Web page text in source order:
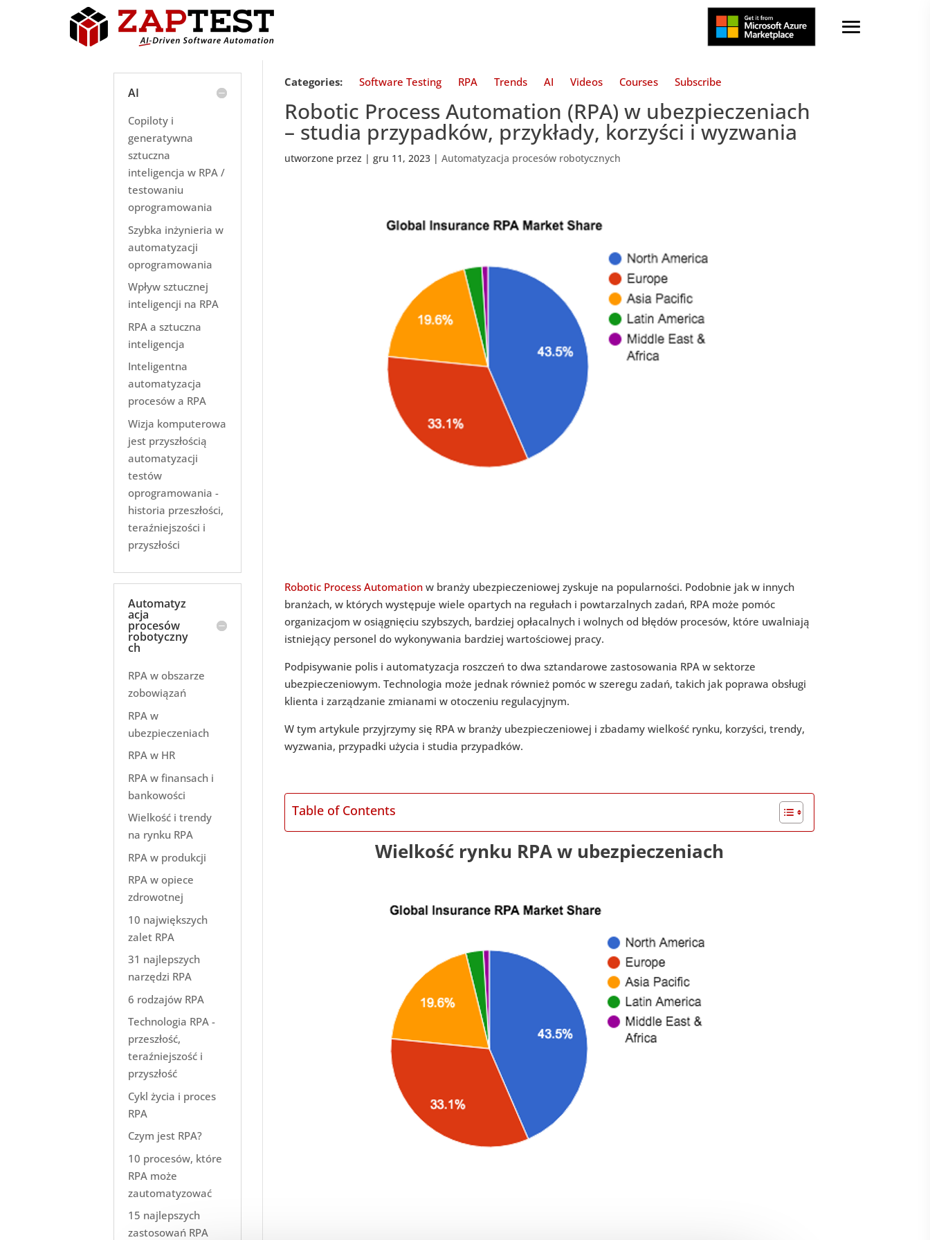
Categories: Software Testing RPA Trends AI Videos Courses Subscribe
Robotic Process Automation (RPA) w ubezpieczeniach
– studia przypadków, przykłady, korzyści i wyzwania
utworzone przez |gru 11, 2023 |Automatyzacja procesów robotycznych
Robotic Process Automation w branży ubezpieczeniowej zyskuje na popularności. Podobnie jak w innych
branżach, w których występuje wiele opartych na regułach i powtarzalnych zadań, RPA może pomóc
organizacjom w osiągnięciu szybszych, bardziej opłacalnych i wolnych od błędów procesów, które uwalniają
istniejący personel do wykonywania bardziej wartościowej pracy.
Podpisywanie polis i automatyzacja roszczeń to dwa sztandarowe zastosowania RPA w sektorze
ubezpieczeniowym. Technologia może jednak również pomóc w szeregu zadań, takich jak poprawa obsługi
klienta i zarządzanie zmianami w otoczeniu regulacyjnym.
W tym artykule przyjrzymy się RPA w branży ubezpieczeniowej i zbadamy wielkość rynku, korzyści, trendy,
wyzwania, przypadki użycia i studia przypadków.
Table of Contents
Wielkość rynku RPA w ubezpieczeniach
AI
Copiloty i
generatywna
sztuczna
inteligencja w RPA /
testowaniu
oprogramowania
Szybka inżynieria w
automatyzacji
oprogramowania
Wpływ sztucznej
inteligencji na RPA
RPA a sztuczna
inteligencja
Inteligentna
automatyzacja
procesów a RPA
Wizja komputerowa
jest przyszłością
automatyzacji
testów
oprogramowania -
historia przeszłości,
teraźniejszości i
przyszłości
Automatyz
acja
procesów
robotyczny
ch
RPA w obszarze
zobowiązań
RPA w
ubezpieczeniach
RPA w HR
RPA w finansach i
bankowości
Wielkość i trendy
na rynku RPA
RPA w produkcji
RPA w opiece
zdrowotnej
10 największych
zalet RPA
31 najlepszych
narzędzi RPA
6 rodzajów RPA
Technologia RPA -
przeszłość,
teraźniejszość i
przyszłość
Cykl życia i proces
RPA
Czym jest RPA?
10 procesów, które
RPA może
zautomatyzować
15 najlepszych
zastosowań RPA